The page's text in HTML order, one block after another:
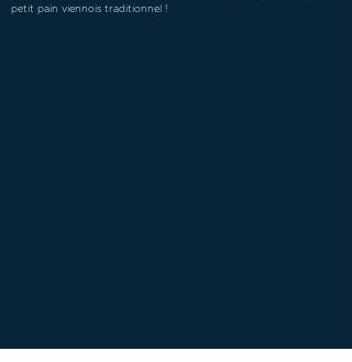
petit pain viennois traditionnel !